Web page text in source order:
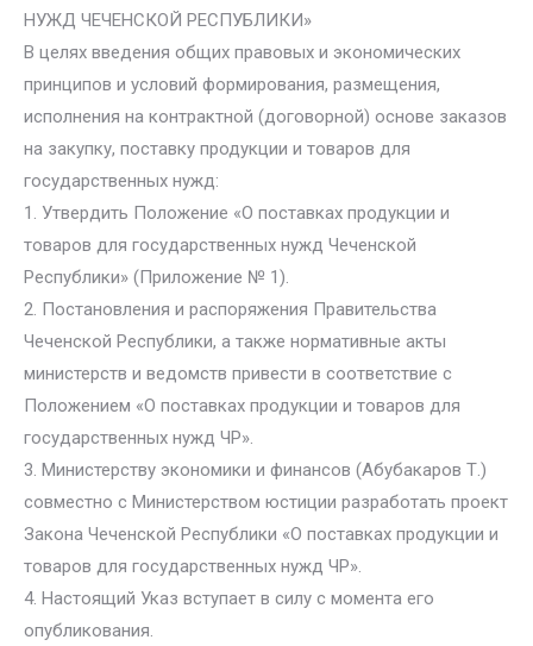
НУЖД ЧЕЧЕНСКОЙ РЕСПУБЛИКИ»
В целях введения общих правовых и экономических
принципов и условий формирования, размещения,
исполнения на контрактной (договорной) основе заказов
на закупку, поставку продукции и товаров для
государственных нужд:
1. Утвердить Положение «О поставках продукции и
товаров для государственных нужд Чеченской
Республики» (Приложение № 1).
2. Постановления и распоряжения Правительства
Чеченской Республики, а также нормативные акты
министерств и ведомств привести в соответствие с
Положением «О поставках продукции и товаров для
государственных нужд ЧР».
3. Министерству экономики и финансов (Абубакаров Т.)
совместно с Министерством юстиции разработать проект
Закона Чеченской Республики «О поставках продукции и
товаров для государственных нужд ЧР».
4. Настоящий Указ вступает в силу с момента его
опубликования.